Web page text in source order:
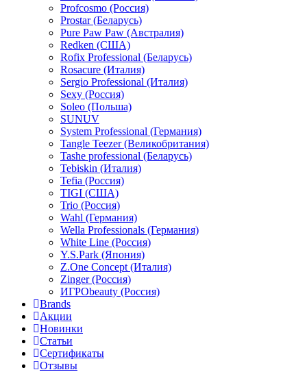
Profcosmo (Россия)
Prostar (Беларусь)
Pure Paw Paw (Австралия)
Redken (США)
Rofix Professional (Беларусь)
Rosacure (Италия)
Sergio Professional (Италия)
Sexy (Россия)
Soleo (Польша)
SUNUV
System Professional (Германия)
Tangle Teezer (Великобритания)
Tashe professional (Беларусь)
Tebiskin (Италия)
Tefia (Россия)
TIGI (США)
Trio (Россия)
Wahl (Германия)
Wella Professionals (Германия)
White Line (Россия)
Y.S.Park (Япония)
Z.One Concept (Италия)
Zinger (Россия)
ИГРОbeauty (Россия)
Brands
Акции
Новинки
Статьи
Сертификаты
Отзывы